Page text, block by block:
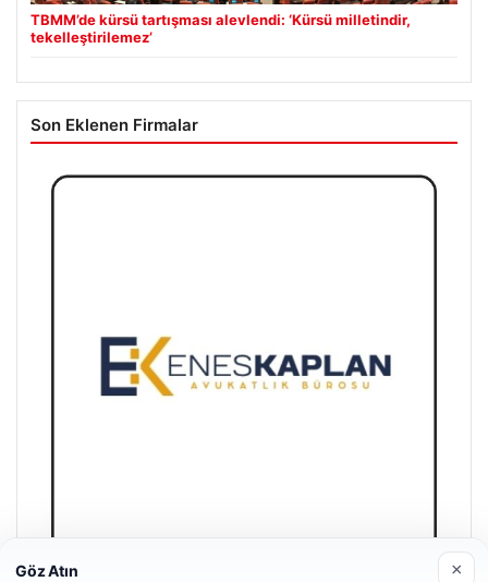
TBMM’de kürsü tartışması alevlendi: ‘Kürsü milletindir,
tekelleştirilemez’
Son Eklenen Firmalar
Göz Atın ×